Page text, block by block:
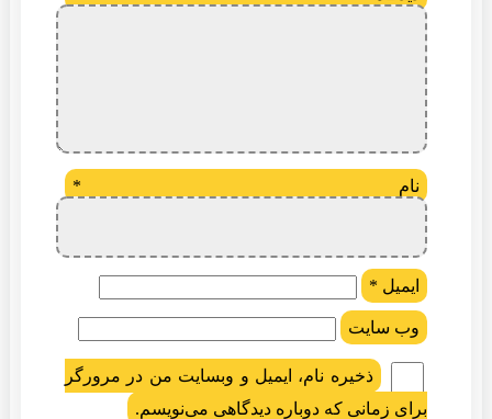
نام *
ایمیل *
وب‌ سایت
ذخیره نام، ایمیل و وبسایت من در مرورگر
برای زمانی که دوباره دیدگاهی می‌نویسم.